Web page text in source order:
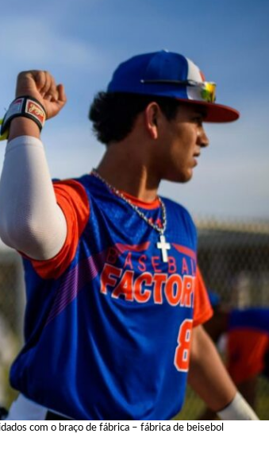
com o braço de fábrica – fábrica de beisebol